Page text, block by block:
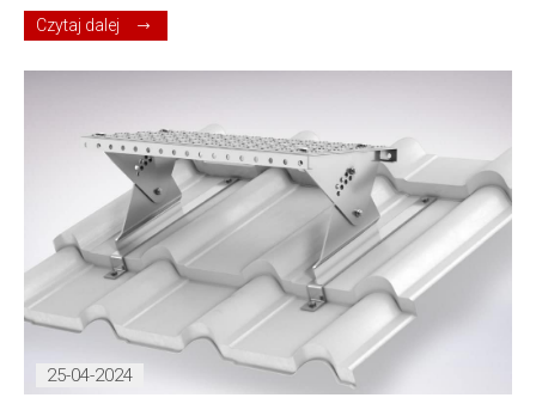
Czytaj dalej
25-04-2024